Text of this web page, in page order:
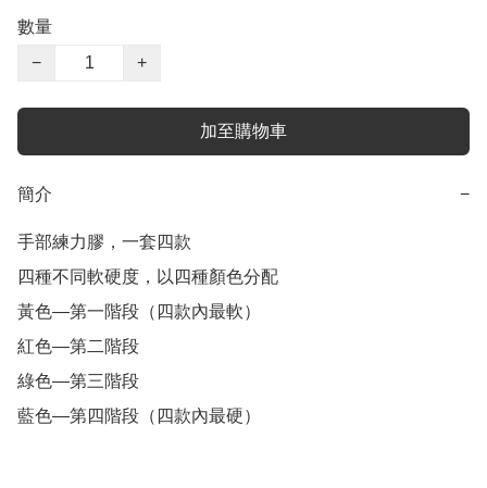
數量
−
+
加至購物車
簡介 −
手部練力膠，一套四款
四種不同軟硬度，以四種顏色分配
黃色—第一階段（四款內最軟）
紅色—第二階段
綠色—第三階段
藍色—第四階段（四款內最硬）